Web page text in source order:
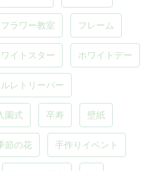
フラワー教室 フレーム
イトスター ホワイトデー
レトリーバー
園式 卒寿 壁紙
節の花 手作りイベント